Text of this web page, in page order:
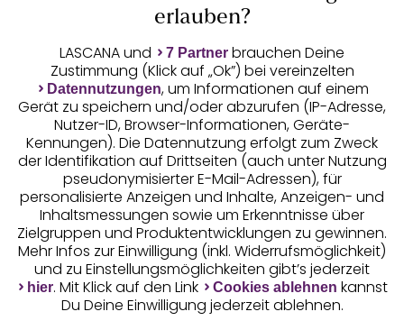
Auszeichnungen
Geprüfte Sicherheit
Unsere Apps
erlauben?
LASCANA und 7 Partner brauchen Deine
Zustimmung (Klick auf „Ok”) bei vereinzelten
Datennutzungen, um Informationen auf einem
Gerät zu speichern und/oder abzurufen (IP-Adresse,
Nutzer-ID, Browser-Informationen, Geräte-
Kennungen). Die Datennutzung erfolgt zum Zweck
der Identifikation auf Drittseiten (auch unter Nutzung
pseudonymisierter E-Mail-Adressen), für
personalisierte Anzeigen und Inhalte, Anzeigen- und
Inhaltsmessungen sowie um Erkenntnisse über
Zielgruppen und Produktentwicklungen zu gewinnen.
Mehr Infos zur Einwilligung (inkl. Widerrufsmöglichkeit)
und zu Einstellungsmöglichkeiten gibt’s jederzeit
hier. Mit Klick auf den Link Cookies ablehnen kannst
Du Deine Einwilligung jederzeit ablehnen.